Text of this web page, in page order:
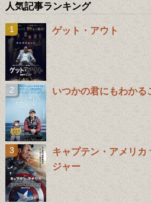
人気記事ランキング
ゲット・アウト
いつかの君にもわかる
キャプテン・アメリカ
ジャー